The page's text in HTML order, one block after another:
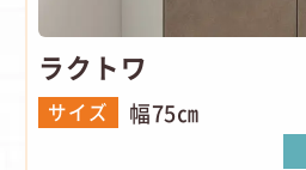
ラクトワ
サイズ 幅75㎝